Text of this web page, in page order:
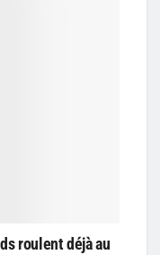
roulent déjà au